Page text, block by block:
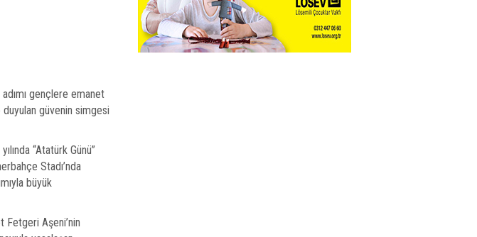
gençlere emanet
güvenin simgesi
“Atatürk Günü”
Stadı’nda
büyük
Fetgeri Aşeni’nin